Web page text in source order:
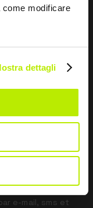
modificare
dettagli
à des fins de
e-mail, sms et